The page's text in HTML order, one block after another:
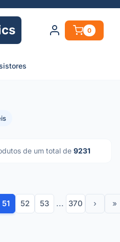
0
de um total de 9231
51 52 53 ... 370 › »